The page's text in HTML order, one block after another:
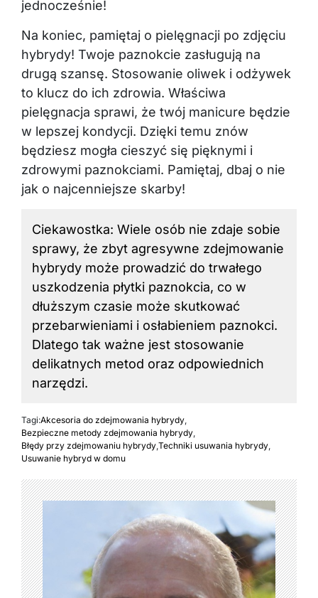
jednocześnie!
Na koniec, pamiętaj o pielęgnacji po zdjęciu
hybrydy! Twoje paznokcie zasługują na
drugą szansę. Stosowanie oliwek i odżywek
to klucz do ich zdrowia. Właściwa
pielęgnacja sprawi, że twój manicure będzie
w lepszej kondycji. Dzięki temu znów
będziesz mogła cieszyć się pięknymi i
zdrowymi paznokciami. Pamiętaj, dbaj o nie
jak o najcenniejsze skarby!
Ciekawostka: Wiele osób nie zdaje sobie
sprawy, że zbyt agresywne zdejmowanie
hybrydy może prowadzić do trwałego
uszkodzenia płytki paznokcia, co w
dłuższym czasie może skutkować
przebarwieniami i osłabieniem paznokci.
Dlatego tak ważne jest stosowanie
delikatnych metod oraz odpowiednich
narzędzi.
Tagi:Akcesoria do zdejmowania hybrydy
Bezpieczne metody zdejmowania hybrydy
Błędy przy zdejmowaniu hybrydy Techniki usuwania hybrydy
Usuwanie hybryd w domu